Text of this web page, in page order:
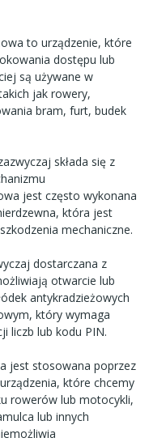
to urządzenie, które
dostępu lub
są używane w
jak rowery,
bram, furt, budek
składa się z
jest często wykonana
która jest
mechaniczne.
dostarczana z
otwarcie lub
antykradzieżowych
który wymaga
liczb lub kodu PIN.
jest stosowana poprzez
które chcemy
rowerów lub motocykli,
lub innych